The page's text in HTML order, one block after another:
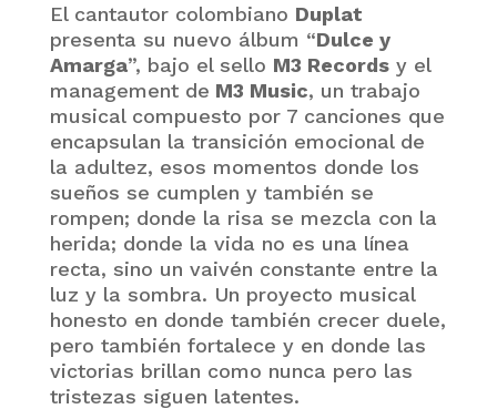
El cantautor colombiano Duplat
presenta su nuevo álbum “Dulce y
Amarga”, bajo el sello M3 Recordsy el
management de M3 Music, un trabajo
musical compuesto por 7 canciones que
encapsulan la transición emocional de
la adultez, esos momentos donde los
sueños se cumplen y también se
rompen; donde la risa se mezcla con la
herida; donde la vida no es una línea
recta, sino un vaivén constante entre la
luz y la sombra. Un proyecto musical
honesto en donde también crecer duele,
pero también fortalece y en donde las
victorias brillan como nunca pero las
tristezas siguen latentes.